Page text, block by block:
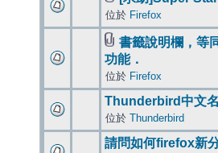
位於 Firefox
書籤說明欄，等
功能．
位於 Firefox
Thunderbird中文
位於 Thunderbird
請問如何firefox新